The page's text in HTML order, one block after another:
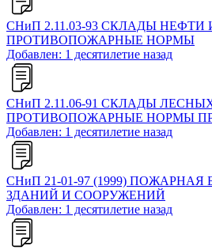
СНиП 2.11.03-93 СКЛАДЫ
ПРОТИВОПОЖАРНЫЕ НОРМЫ
Добавлен: 1 десятилетие назад
СНиП 2.11.06-91 СКЛАДЫ
ПРОТИВОПОЖАРНЫЕ НОРМЫ
Добавлен: 1 десятилетие назад
СНиП 21-01-97 (1999)
ЗДАНИЙ И СООРУЖЕНИЙ
Добавлен: 1 десятилетие назад